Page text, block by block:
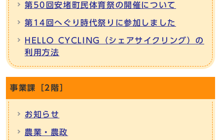
第50回安堵町民体育祭の開催について
第14回へぐり時代祭りに参加しました
HELLO CYCLING（シェアサイクリング）の
利用方法
事業課［2階］
お知らせ
農業・農政